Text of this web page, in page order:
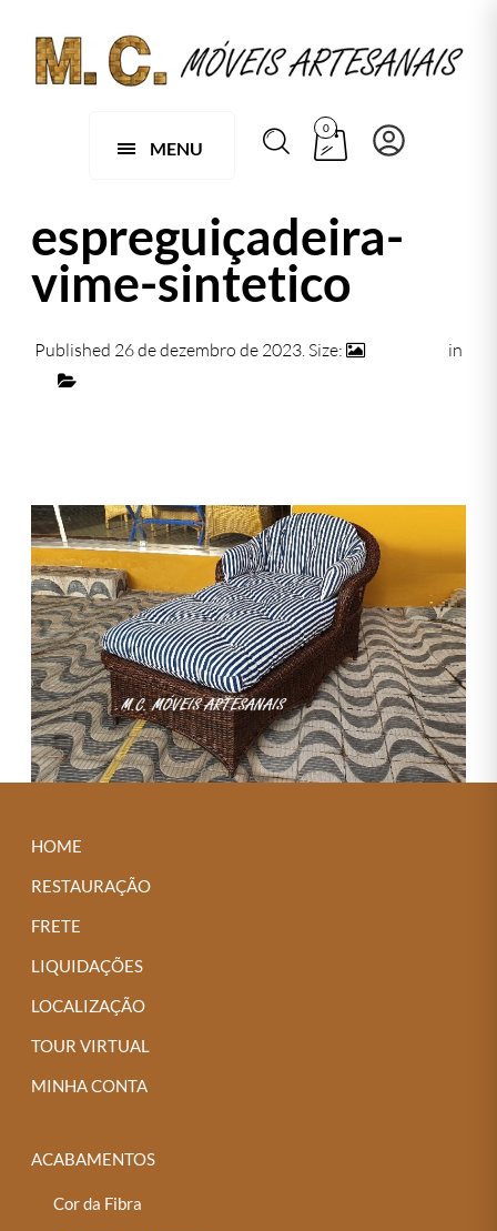
MENU
0
espreguiçadeira-
vime-sintetico
Published 26 de dezembro de 2023 . Size:
in
HOME
RESTAURAÇÃO
FRETE
LIQUIDAÇÕES
LOCALIZAÇÃO
TOUR VIRTUAL
MINHA CONTA
ACABAMENTOS
Cor da Fibra